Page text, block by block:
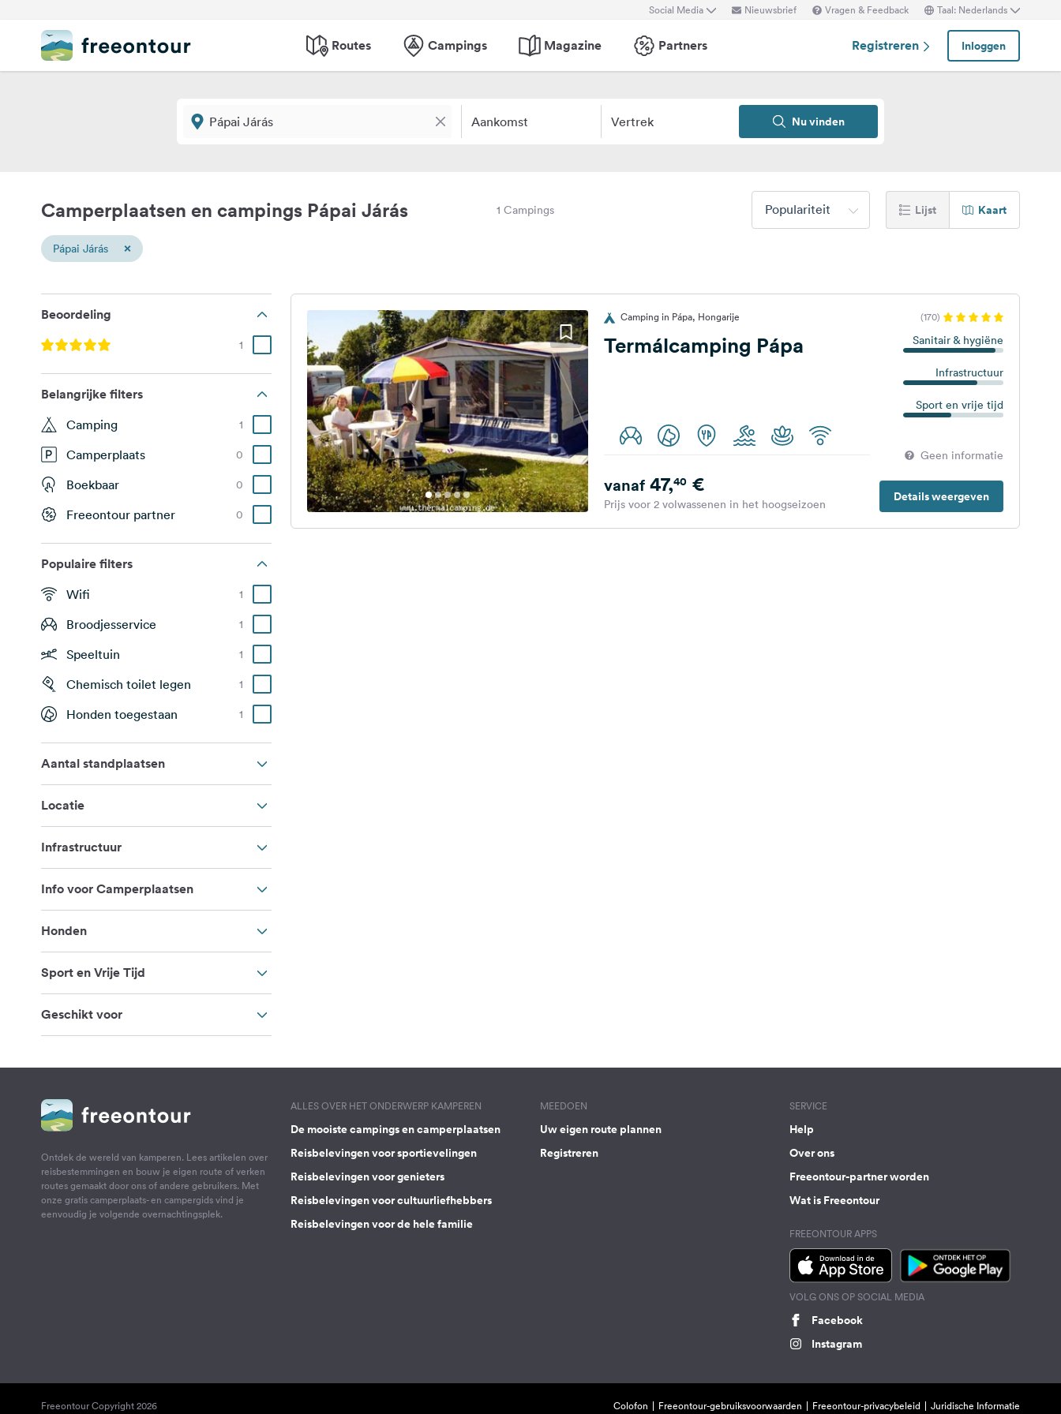
Social Media Nieuwsbrief Vragen & Feedback Taal: Nederlands
Routes Campings Magazine Partners Registreren Inloggen
Aankomst Vertrek Nu vinden
Camperplaatsen en campings Pápai Járás 1 Campings Populariteit Lijst Kaart
Pápai Járás ×
Beoordeling
1
Belangrijke filters
Camping 1
Camperplaats 0
Boekbaar 0
Freeontour partner 0
Populaire filters
Wifi 1
Broodjesservice 1
Speeltuin 1
Chemisch toilet legen 1
Honden toegestaan 1
Aantal standplaatsen
Locatie
Infrastructuur
Info voor Camperplaatsen
Honden
Sport en Vrije Tijd
Geschikt voor
Camping in Pápa, Hongarije (170)
Termálcamping Pápa Sanitair & hygiëne
Infrastructuur
Sport en vrije tijd
Geen informatie
Details weergeven
vanaf47,40€
Prijs voor 2 volwassenen in het hoogseizoen
Ontdek de wereld van kamperen. Lees artikelen over
reisbestemmingen en bouw je eigen route of verken
routes gemaakt door ons of andere gebruikers. Met
onze gratis camperplaats- en campergids vind je
eenvoudig je volgende overnachtingsplek.
ALLES OVER HET ONDERWERP KAMPEREN
De mooiste campings en camperplaatsen
Reisbelevingen voor sportievelingen
Reisbelevingen voor genieters
Reisbelevingen voor cultuurliefhebbers
Reisbelevingen voor de hele familie
MEEDOEN
Uw eigen route plannen
Registreren
SERVICE
Help
Over ons
Freeontour-partner worden
Wat is Freeontour
FREEONTOUR APPS
VOLG ONS OP SOCIAL MEDIA
Facebook
Instagram
Freeontour Copyright 2026 Colofon Freeontour-gebruiksvoorwaarden Freeontour-privacybeleid Juridische Informatie